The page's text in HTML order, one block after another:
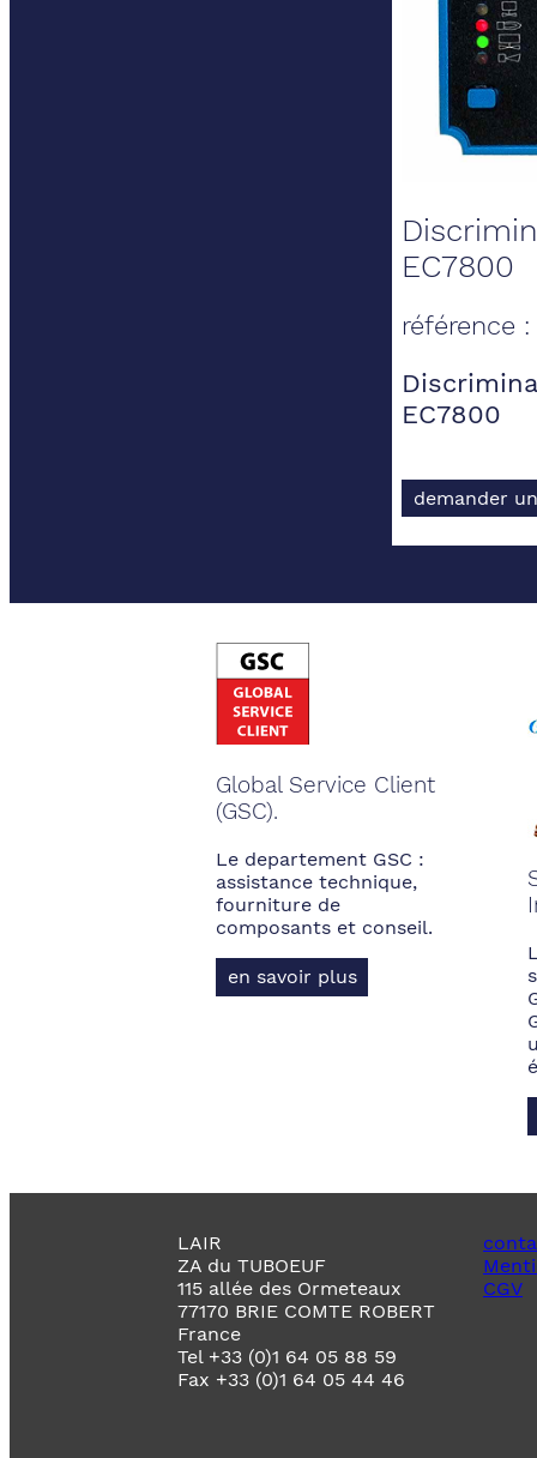
EC7800
référence :
EC7800
demander
Global Service Client
(GSC).
Le departement GSC :
assistance technique,
fourniture de
composants et conseil.
en savoir plus
LAIR
ZA du TUBOEUF
115 allée des Ormeteaux
77170 BRIE COMTE ROBERT
France
Tel +33 (0)1 64 05 88 59
Fax +33 (0)1 64 05 44 46
CGV